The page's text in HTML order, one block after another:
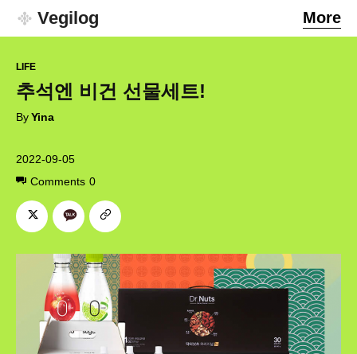
Vegilog More
2022-09-05
Comments 0
LIFE
추석엔 비건 선물세트!
ByYina